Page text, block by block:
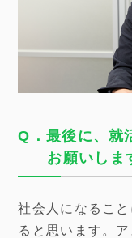
Q．最後に、就
お願いしま
社会人になるこ
ると思います。